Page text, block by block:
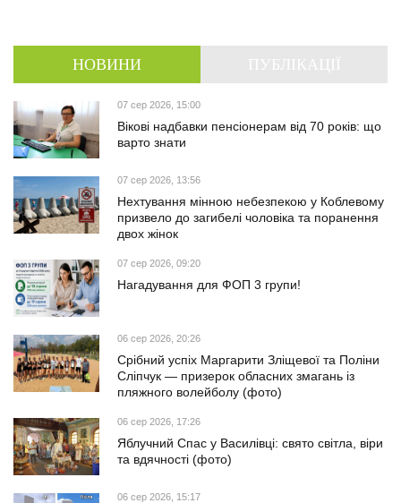
НОВИНИ
07 сер 2026, 15:00
Вікові надбавки пенсіонерам від 70 років: що
варто знати
07 сер 2026, 13:56
Нехтування мінною небезпекою у Коблевому
призвело до загибелі чоловіка та поранення
двох жінок
07 сер 2026, 09:20
Нагадування для ФОП 3 групи!
06 сер 2026, 20:26
Срібний успіх Маргарити Зліщевої та Поліни
Сліпчук — призерок обласних змагань із
пляжного волейболу (фото)
06 сер 2026, 17:26
Яблучний Спас у Василівці: свято світла, віри
та вдячності (фото)
06 сер 2026, 15:17